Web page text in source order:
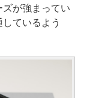
が強まってい
ているよう